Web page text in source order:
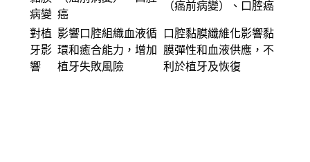
病變 癌
（癌前病變）、口腔癌
對植
牙影
響
影響口腔組織血液循
環和癒合能力，增加
植牙失敗風險
口腔黏膜纖維化影響黏
膜彈性和血液供應，不
利於植牙及恢復